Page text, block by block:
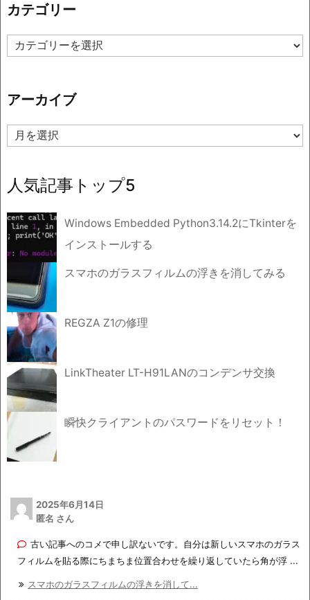
カテゴリー
カ
テ
ー
アーカイブ
ア
ー
イ
ブ
人気記事トップ5
Windows Embedded Python3.14.2にTkinterを
インストールする
スマホのガラスフィルムの浮きを消してみる
REGZA Z1の修理
LinkTheater LT-H91LANのコンデンサ交換
瞬快クライアントのパスワードをリセット！
2025年6月14日
匿名 さん
古い記事へのコメで申し訳ないです。自分は新しいスマホのガラス
フィルムを貼る際にちまちま位置合わせを繰り返していたら角が浮 ...
スマホのガラスフィルムの浮きを消して...